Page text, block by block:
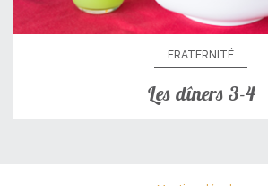
FRATERNITÉ
Les dîners 3-4